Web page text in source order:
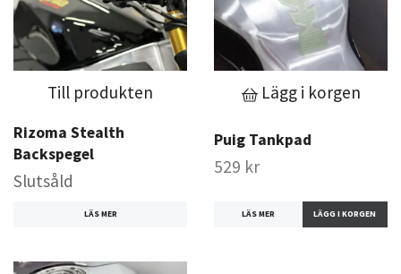
Till produkten
Rizoma Stealth
Backspegel
Slutsåld
LÄS MER
Lägg i korgen
Puig Tankpad
529 kr
LÄS MER